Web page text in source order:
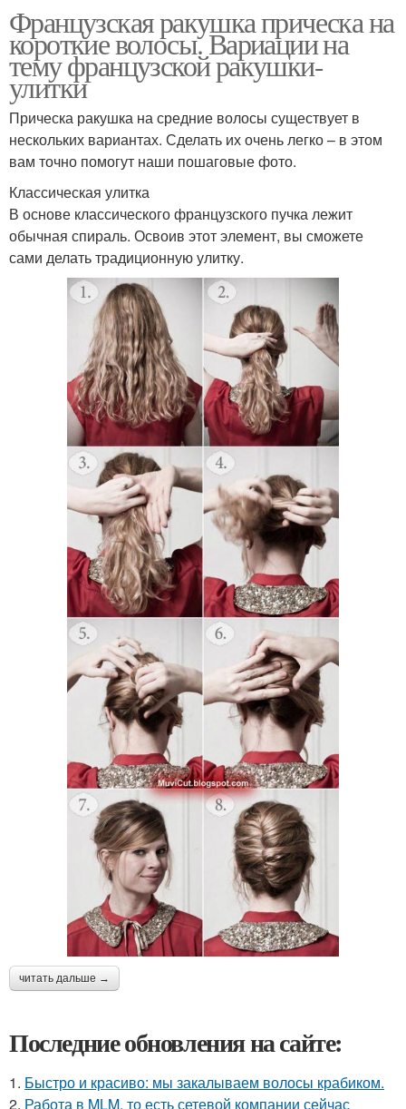
Французская ракушка прическа на
короткие волосы. Вариации на
тему французской ракушки-
улитки
Прическа ракушка на средние волосы существует в
нескольких вариантах. Сделать их очень легко – в этом
вам точно помогут наши пошаговые фото.
Классическая улитка
В основе классического французского пучка лежит
обычная спираль. Освоив этот элемент, вы сможете
сами делать традиционную улитку.
читать дальше →
Последние обновления на сайте:
1. Быстро и красиво: мы закалываем волосы крабиком.
2. Работа в MLM, то есть сетевой компании сейчас